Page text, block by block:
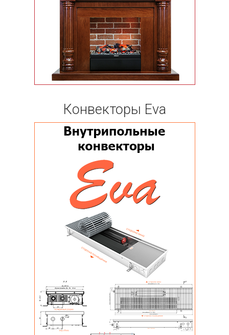
Конвекторы Eva